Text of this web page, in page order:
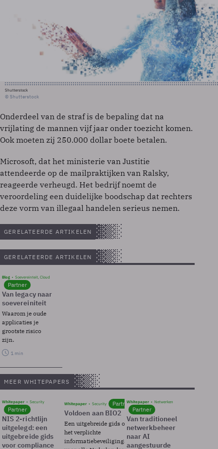
Shutterstock
© Shutterstock
Onderdeel van de straf is de bepaling dat na
vrijlating de mannen vijf jaar onder toezicht komen.
Ook moeten zij 250.000 dollar boete betalen.
Microsoft, dat het ministerie van Justitie
attendeerde op de mailpraktijken van Ralsky,
reageerde verheugd. Het bedrijf noemt de
veroordeling een duidelijke boodschap dat rechters
deze vorm van illegaal handelen serieus nemen.
GERELATEERDE ARTIKELEN
GERELATEERDE ARTIKELEN
Blog Soevereinteit, Cloud
Partner
Van legacy naar
soevereiniteit
Waarom je oude
applicaties je
grootste risico
zijn.
1 min
MEER WHITEPAPERS
Whitepaper Security
Partner
NIS 2-richtlijn
uitgelegd: een
uitgebreide gids
voor compliance
Whitepaper Security Partner
Voldoen aan BIO2
Een uitgebreide gids over BIO2,
het verplichte
informatiebeveiligingsframework
Whitepaper Netwerken
Partner
Van traditioneel
netwerkbeheer
naar AI
aangestuurde